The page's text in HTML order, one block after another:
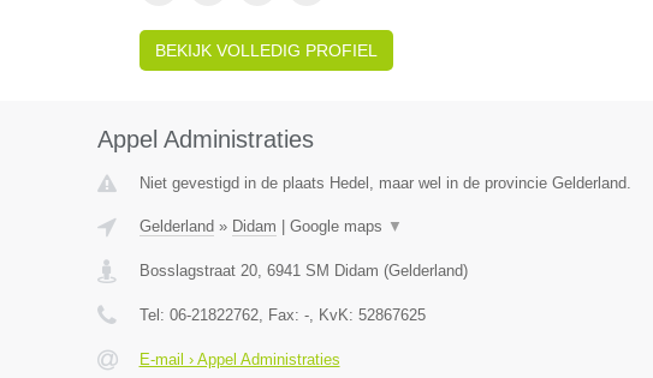
BEKIJK VOLLEDIG PROFIEL
Appel Administraties
Niet gevestigd in de plaats Hedel, maar wel in de provincie Gelderland.
Gelderland » Didam Google maps ▼
Bosslagstraat 20, 6941 SM Didam (Gelderland)
Tel: 06-21822762, Fax: -, KvK: 52867625
E-mail › Appel Administraties